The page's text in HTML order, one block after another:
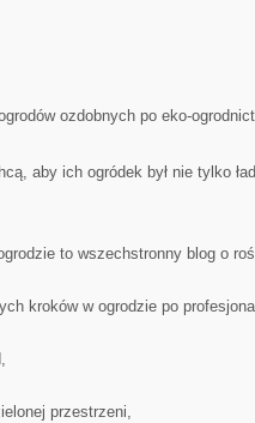
ozdobnych po eko-
aby ich ogródek był nie tylko
to wszechstronny blog o
kroków w ogrodzie po
przestrzeni,